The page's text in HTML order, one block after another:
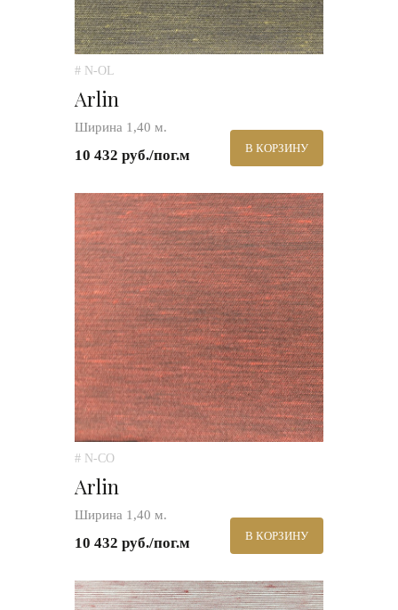
# N-OL
Arlin
Ширина 1,40 м.
10 432 руб./пог.м В КОРЗИНУ
# N-CO
Arlin
Ширина 1,40 м.
10 432 руб./пог.м В КОРЗИНУ